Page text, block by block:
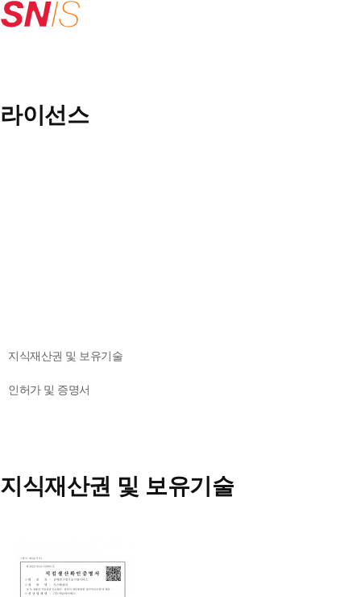
라이선스
지식재산권 및 보유기술
인허가 및 증명서
지식재산권 및 보유기술